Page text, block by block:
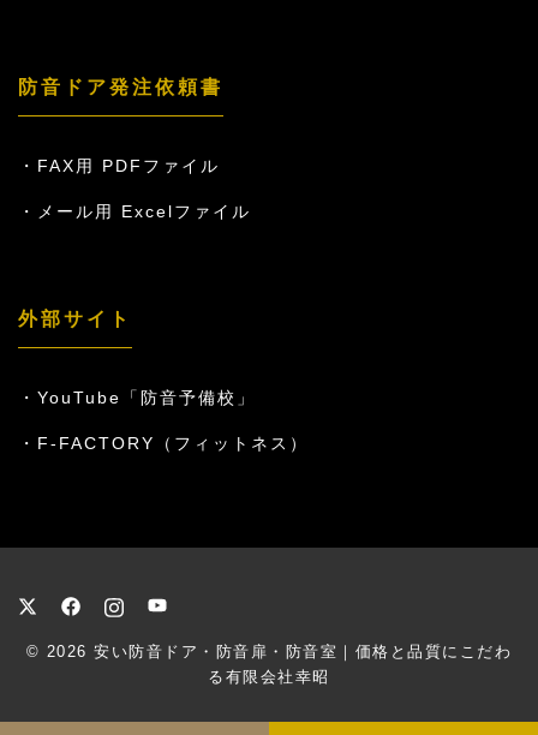
防音ドア発注依頼書
FAX用 PDFファイル
メール用 Excelファイル
外部サイト
YouTube「防音予備校」
F-FACTORY（フィットネス）
© 2026安い防音ドア・防音扉・防音室｜価格と品質にこだわ
る有限会社幸昭